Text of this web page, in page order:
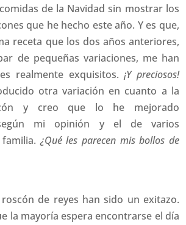
de la Navidad sin mostrar los
que he hecho este año. Y es que,
receta que los dos años anteriores,
de pequeñas variaciones, me han
realmente exquisitos.¡Y preciosos!
otra variación en cuanto a la
y creo que lo he mejorado
según mi opinión y el de varios
¿Qué les parecen mis bollos de
de reyes han sido un exitazo.
la mayoría espera encontrarse el día